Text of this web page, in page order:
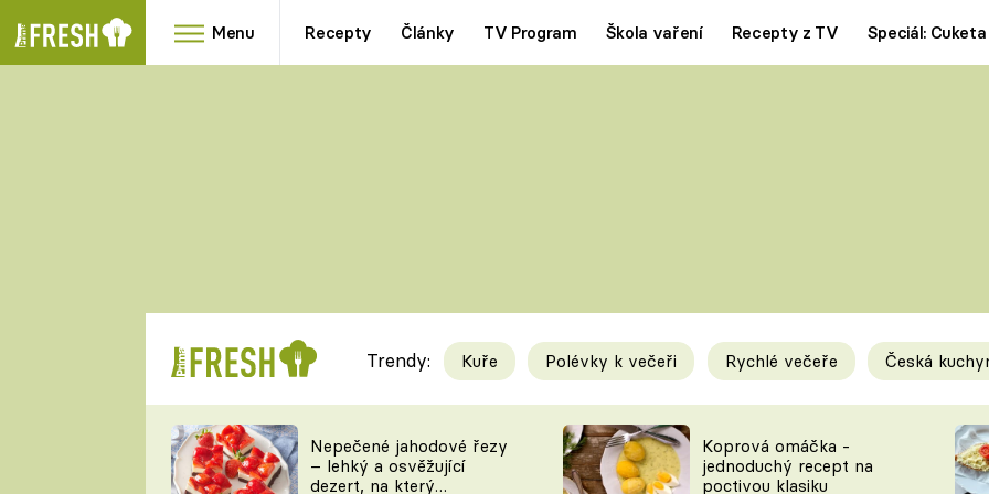
Menu Recepty Články TV Program Škola vaření Recepty z TV Speciál: Cuketa
RYCHLOVKY
Videorecepty
TEĎ VAŘÍ ŠÉF!
Tipy a triky
KAM ZA JÍDLEM
Trendy: Kuře Polévky k večeři Rychlé večeře Česká
Nepečené jahodové řezy
– lehký a osvěžující
dezert, na který
Koprová omáčka -
jednoduchý recept na
poctivou klasiku